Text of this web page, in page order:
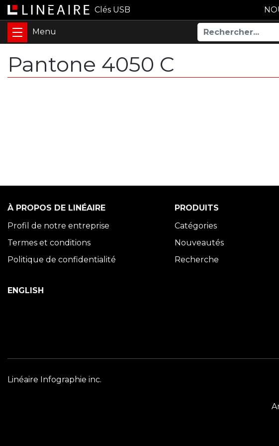
Clés USB
Pantone 4050 C
À PROPOS DE LINÉAIRE
Profil de notre entreprise
Termes et conditions
Politique de confidentialité
PRODUITS
Catégories
Nouveautés
Recherche
ENGLISH
Linéaire Infographie inc.